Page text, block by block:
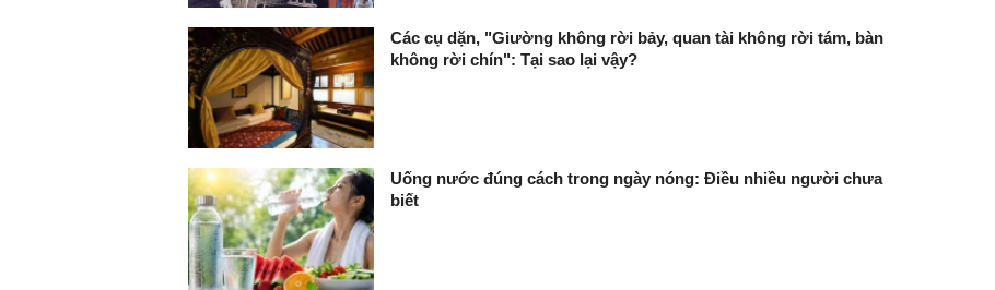
Các cụ dặn, "Giường không rời bảy, quan tài không rời tám, bàn
không rời chín": Tại sao lại vậy?
Uống nước đúng cách trong ngày nóng: Điều nhiều người chưa
biết